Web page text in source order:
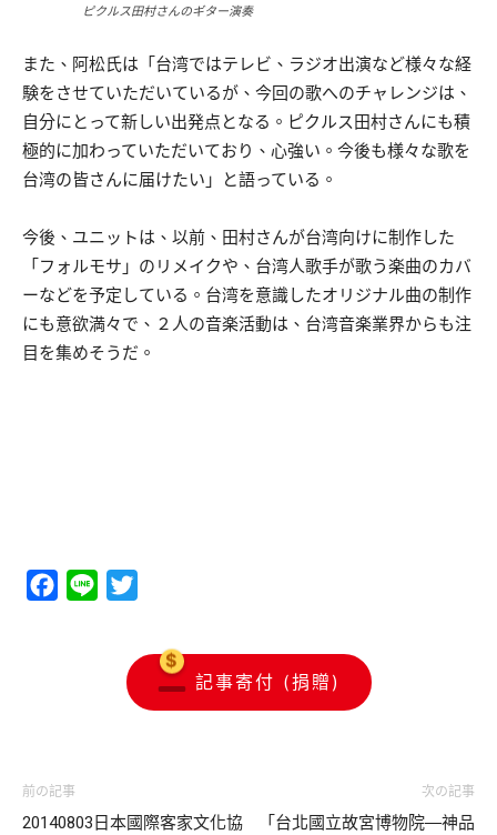
ピクルス田村さんのギター演奏
また、阿松氏は「台湾ではテレビ、ラジオ出演など様々な経
験をさせていただいているが、今回の歌へのチャレンジは、
自分にとって新しい出発点となる。ピクルス田村さんにも積
極的に加わっていただいており、心強い。今後も様々な歌を
台湾の皆さんに届けたい」と語っている。
今後、ユニットは、以前、田村さんが台湾向けに制作した
「フォルモサ」のリメイクや、台湾人歌手が歌う楽曲のカバ
ーなどを予定している。台湾を意識したオリジナル曲の制作
にも意欲満々で、２人の音楽活動は、台湾音楽業界からも注
目を集めそうだ。
Facebook
Line
記事寄付 (捐贈)
前の記事
20140803日本國際客家文化協
次の記事
「台北國立故宮博物院―神品